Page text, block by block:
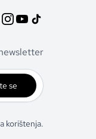
se
korištenja.